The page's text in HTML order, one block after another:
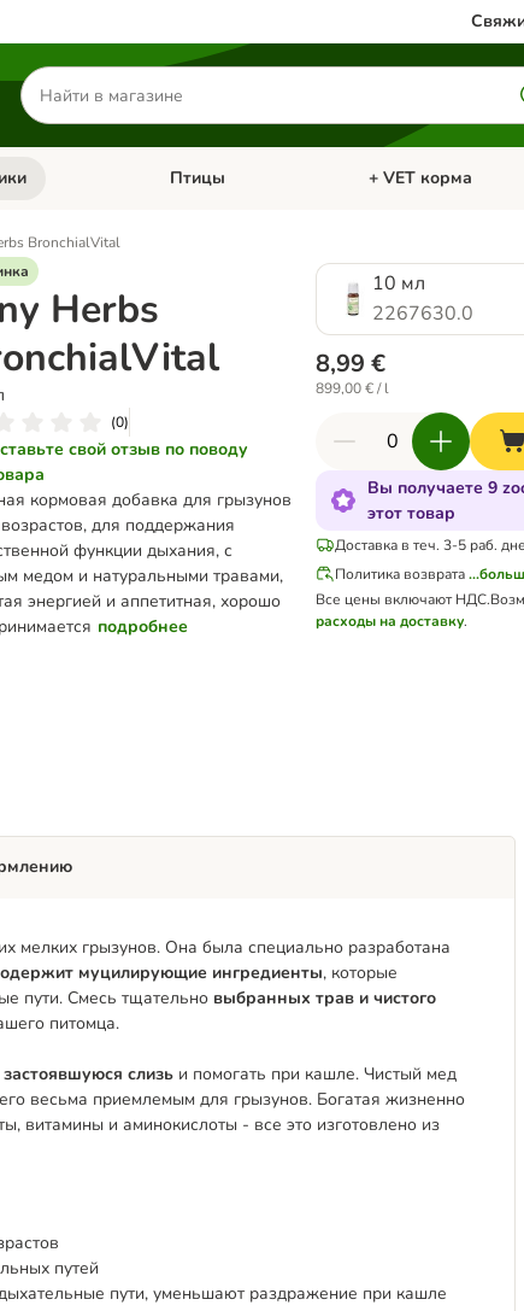
Поиск
товаров
Кошки Откройте меню категории: Грызуны и кролики
Птицы Откройте меню
+ VET корма
BronchialVital
Herbs
(0)
свой отзыв по поводу
кормовая добавка для грызунов
для поддержания
функции дыхания, с
медом и натуральными травами,
энергией и аппетитная, хорошо
подробнее
10 мл
2267630.0
8,99 €
899,00 € / l
Вы получаете 9
этот товар
Доставка в теч. 3-5 раб.
Политика возврата
Все цены включают НДС.
расходы на доставку.
мелких грызунов. Она была специально разработана
муцилирующие ингредиенты, которые
пути. Смесь тщательно выбранных трав и чистого
питомца.
слизь и помогать при кашле. Чистый мед
весьма приемлемым для грызунов. Богатая жизненно
и аминокислоты - все это изготовлено из
путей
пути, уменьшают раздражение при кашле